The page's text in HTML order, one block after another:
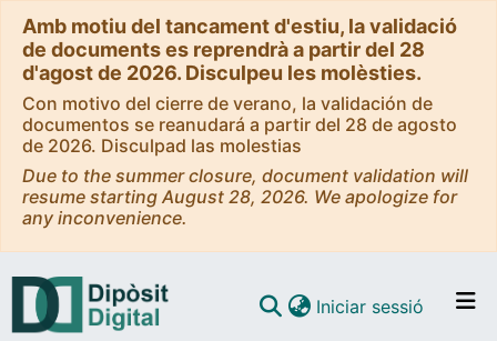
Amb motiu del tancament d'estiu, la validació
de documents es reprendrà a partir del 28
d'agost de 2026. Disculpeu les molèsties.
Con motivo del cierre de verano, la validación de
documentos se reanudará a partir del 28 de agosto
de 2026. Disculpad las molestias
Due to the summer closure, document validation will
resume starting August 28, 2026. We apologize for
any inconvenience.
Iniciar sessió (current)